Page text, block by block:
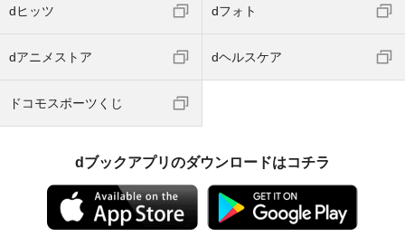
dヒッツ dフォト
dアニメストア dヘルスケア
ドコモスポーツくじ
dブックアプリのダウンロードはコチラ